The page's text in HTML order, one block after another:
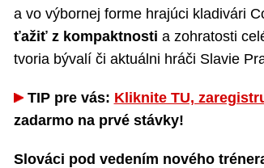
a vo výbornej forme hrajúci kladivári
ťažiť z kompaktnosti a zohratosti
tvoria bývalí či aktuálni hráči Slavie
TIP pre vás: Kliknite TU,
zadarmo na prvé stávky!
Slováci pod vedením nového